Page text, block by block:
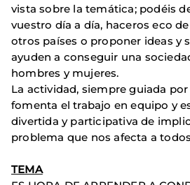
vista sobre la temática; podéis
vuestro día a día, haceros eco
otros países o proponer ideas y
ayuden a conseguir una
hombres y mujeres.
La actividad, siempre guiada
fomenta el trabajo en equipo y
divertida y participativa de
problema que nos afecta a
TEMA